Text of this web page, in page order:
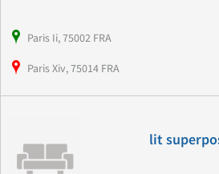
Paris Ii, 75002 FRA
Paris Xiv, 75014 FRA
lit